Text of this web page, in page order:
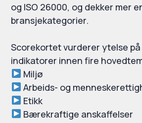
og ISO 26000, og dekker mer
bransjekategorier.
Scorekortet vurderer ytelse på
indikatorer innen fire
Miljø
Arbeids- og
Etikk
Bærekraftige anskaffelser